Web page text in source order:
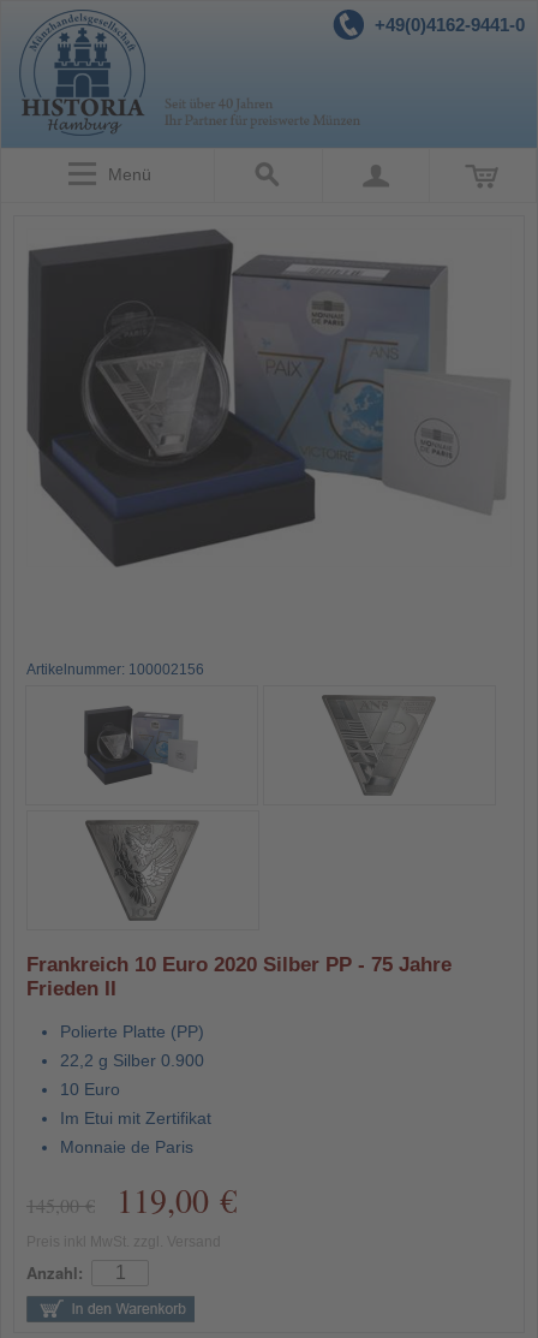
+49(0)4162-9441-0
Menü
Artikelnummer: 100002156
Frankreich 10 Euro 2020 Silber PP - 75 Jahre
Frieden II
Polierte Platte (PP)
22,2 g Silber 0.900
10 Euro
Im Etui mit Zertifikat
Monnaie de Paris
145,00 € 119,00 €
Anzahl: